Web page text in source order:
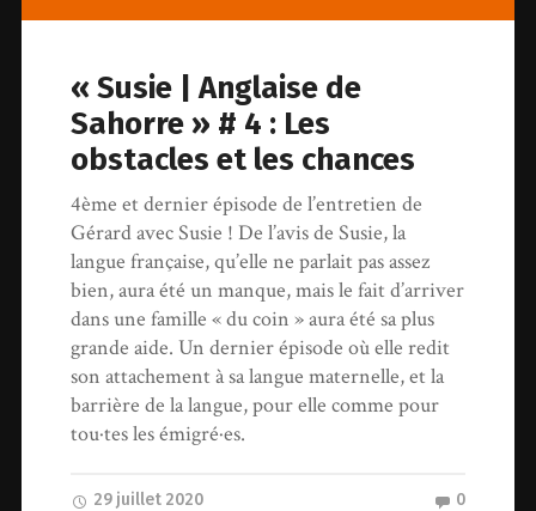
« Susie | Anglaise de
Sahorre » # 4 : Les
obstacles et les chances
4ème et dernier épisode de l’entretien de
Gérard avec Susie ! De l’avis de Susie, la
langue française, qu’elle ne parlait pas assez
bien, aura été un manque, mais le fait d’arriver
dans une famille « du coin » aura été sa plus
grande aide. Un dernier épisode où elle redit
son attachement à sa langue maternelle, et la
barrière de la langue, pour elle comme pour
tou·tes les émigré·es.
29 juillet 2020 0